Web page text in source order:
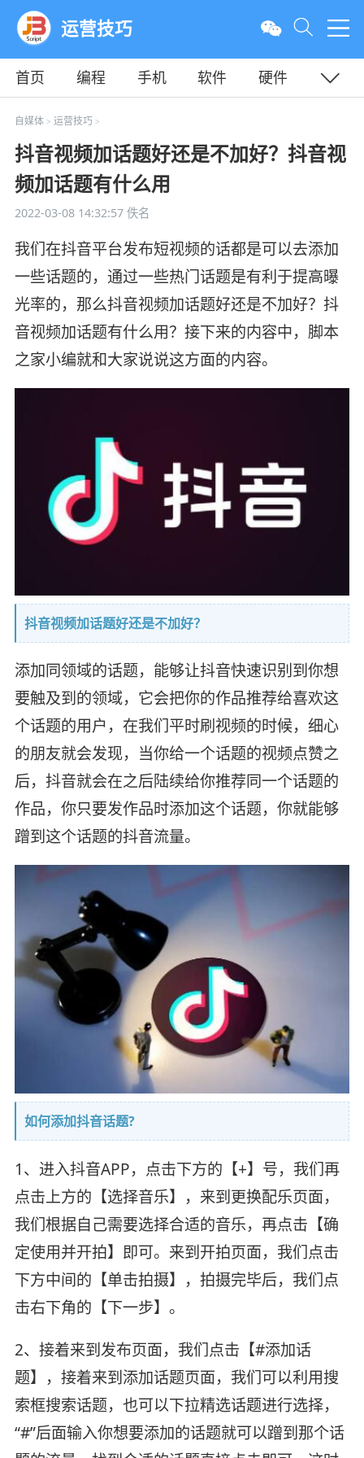
运营技巧
首页 编程 手机 软件
硬件
教程
平面
自媒体> 运营技巧 >
抖音视频加话题好还是不加好？抖音视
频加话题有什么用
2022-03-08 14:32:57佚名
我们在抖音平台发布短视频的话都是可以去添加
一些话题的，通过一些热门话题是有利于提高曝
光率的，那么抖音视频加话题好还是不加好？抖
音视频加话题有什么用？接下来的内容中，脚本
之家小编就和大家说说这方面的内容。
抖音视频加话题好还是不加好？
添加同领域的话题，能够让抖音快速识别到你想
要触及到的领域，它会把你的作品推荐给喜欢这
个话题的用户，在我们平时刷视频的时候，细心
的朋友就会发现，当你给一个话题的视频点赞之
后，抖音就会在之后陆续给你推荐同一个话题的
作品，你只要发作品时添加这个话题，你就能够
蹭到这个话题的抖音流量。
如何添加抖音话题?
1、进入抖音APP，点击下方的【+】号，我们再
点击上方的【选择音乐】，来到更换配乐页面，
我们根据自己需要选择合适的音乐，再点击【确
定使用并开拍】即可。来到开拍页面，我们点击
下方中间的【单击拍摄】，拍摄完毕后，我们点
击右下角的【下一步】。
2、接着来到发布页面，我们点击【#添加话
题】，接着来到添加话题页面，我们可以利用搜
索框搜索话题，也可以下拉精选话题进行选择，
“#”后面输入你想要添加的话题就可以蹭到那个话